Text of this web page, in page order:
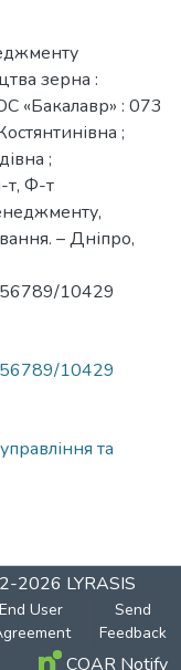
зерна :
«Бакалавр» : 073
;
;
т, Ф-т
– Дніпро,
10429
10429
та
2026 LYRASIS
End User
Send
Feedback
COAR Notify